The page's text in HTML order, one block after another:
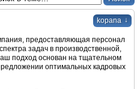
kopana ↓
предоставляющая персонал
задач в производственной,
подход основан на тщательном
оптимальных кадровых